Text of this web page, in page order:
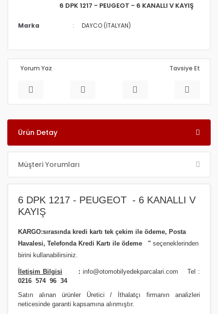
6 DPK 1217 - PEUGEOT - 6 KANALLI V KAYIŞ
Marka DAYCO (İTALYAN)
Yorum Yaz Tavsiye Et
Ürün Detay
Müşteri Yorumları
6 DPK 1217 - PEUGEOT - 6 KANALLI V
KAYIŞ
KARGO:sırasında kredi kartı tek çekim ile ödeme, Posta
Havalesi, Telefonda Kredi Kartı ile ödeme
" seçeneklerinden
birini kullanabilirsiniz.
İletişim Bilgisi : info@otomobilyedekparcalari.com Tel :
0216 574 96 34
Satın alınan ürünler Üretici / İthalatçı firmanın analizleri
neticesinde garanti kapsamına alınmıştır.